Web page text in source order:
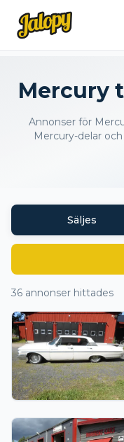
Mercury
Annonser för
Mercury-delar
Säljes
36 annonser hittades